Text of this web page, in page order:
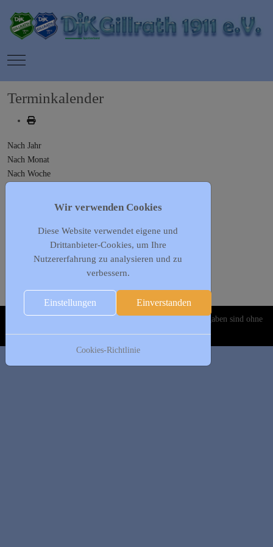
Mobile Menu Toggle
Terminkalender
Nach Jahr
Nach Monat
Nach Woche
Gehe zu Monat
Gehe zu Monat
Vorheriger Tag
Mittwoch, 24. Juni 2026
Es wurden keine Events gefunden
Copyright © 2020-2026 DJK Gillrath 1911 e. V. Alle Angaben sind ohne
Gewähr!
Wir verwenden Cookies
Diese Website verwendet eigene und
Drittanbieter-Cookies, um Ihre
Nutzererfahrung zu analysieren und zu
verbessern.
Einstellungen Einverstanden
Cookies-Richtlinie